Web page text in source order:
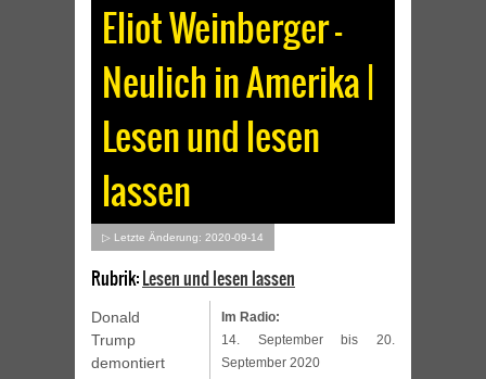
Eliot Weinberger –
Neulich in Amerika |
Lesen und lesen
lassen
▷ Letzte Änderung: 2020-09-14
Rubrik:Lesen und lesen lassen
Im Radio:
14. September bis 20.
September 2020
Donald
Trump
demontiert